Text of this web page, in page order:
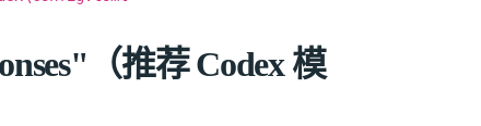
（推荐 Codex 模